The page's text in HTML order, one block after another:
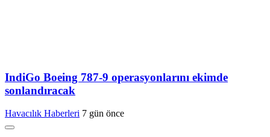
IndiGo Boeing 787-9 operasyonlarını ekimde
sonlandıracak
Havacılık Haberleri 7 gün önce